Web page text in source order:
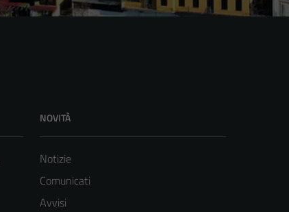
NOVITÀ
Notizie
Comunicati
Avvisi